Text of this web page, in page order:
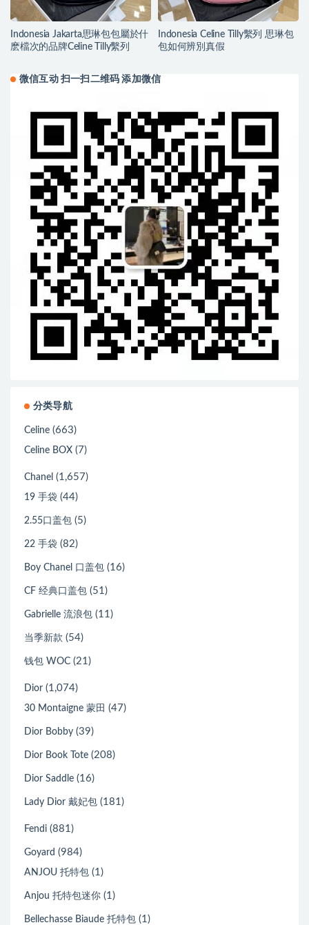
Indonesia Jakarta思琳包包屬於什
麽檔次的品牌Celine Tilly繫列
Indonesia Celine Tilly繫列 思琳包
包如何辨別真假
微信互动 扫一扫二维码 添加微信
分类导航
Celine (663)
Celine BOX (7)
Chanel (1,657)
19 手袋 (44)
2.55口盖包 (5)
22 手袋 (82)
Boy Chanel 口盖包 (16)
CF 经典口盖包 (51)
Gabrielle 流浪包 (11)
当季新款 (54)
钱包 WOC (21)
Dior (1,074)
30 Montaigne 蒙田 (47)
Dior Bobby (39)
Dior Book Tote (208)
Dior Saddle (16)
Lady Dior 戴妃包 (181)
Fendi (881)
Goyard (984)
ANJOU 托特包 (1)
Anjou 托特包迷你 (1)
Bellechasse Biaude 托特包 (1)